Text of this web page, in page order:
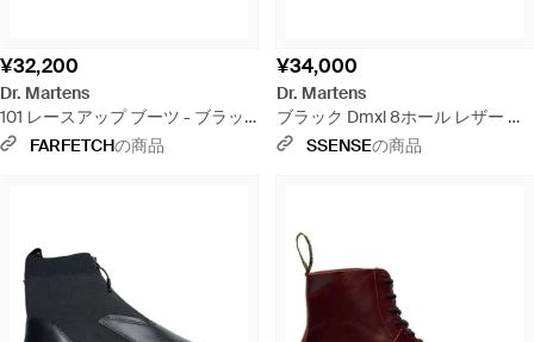
¥32,200
Dr. Martens
101 レースアップ ブーツ - ブラッ
ク
FARFETCHの商品
¥34,000
Dr. Martens
ブラック Dmxl 8ホール レザー ブ
ーツSSENSEの商品